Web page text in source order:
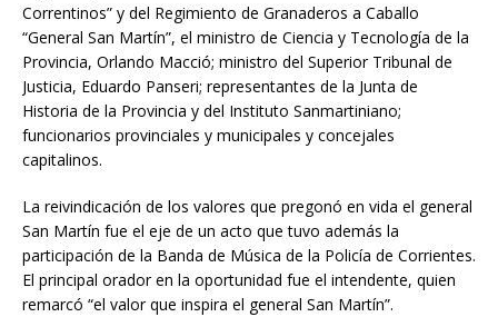
Correntinos” y del Regimiento de Granaderos a Caballo
“General San Martín”, el ministro de Ciencia y Tecnología de la
Provincia, Orlando Macció; ministro del Superior Tribunal de
Justicia, Eduardo Panseri; representantes de la Junta de
Historia de la Provincia y del Instituto Sanmartiniano;
funcionarios provinciales y municipales y concejales
capitalinos.
La reivindicación de los valores que pregonó en vida el general
San Martín fue el eje de un acto que tuvo además la
participación de la Banda de Música de la Policía de Corrientes.
El principal orador en la oportunidad fue el intendente, quien
remarcó “el valor que inspira el general San Martín”.